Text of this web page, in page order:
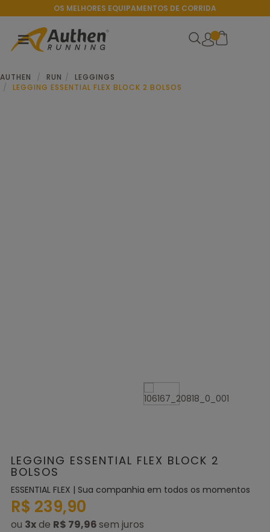
OS MELHORES EQUIPAMENTOS DE CORRIDA
AUTHEN RUN
LEGGINGS
LEGGING ESSENTIAL FLEX BLOCK 2 BOLSOS
LEGGING ESSENTIAL FLEX BLOCK 2
BOLSOS
ESSENTIAL FLEX | Sua companhia em todos os momentos
R$ 239,90
ou 3xde R$ 79,96